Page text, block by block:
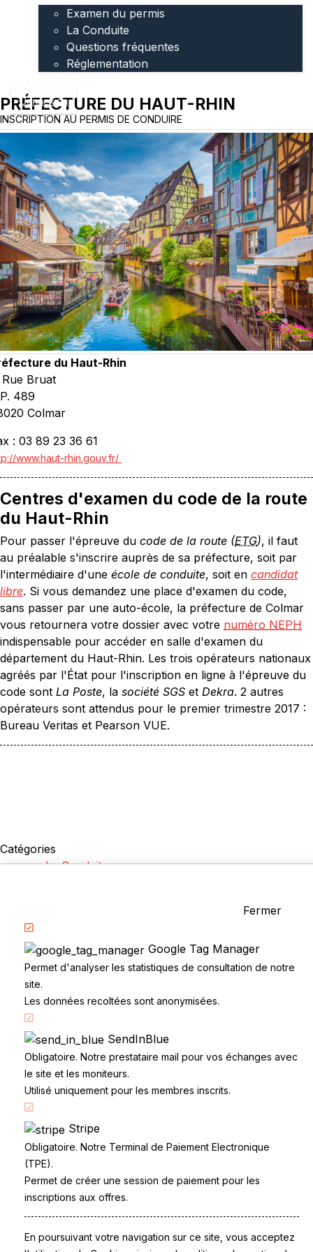
Examen du permis
La Conduite
Questions fréquentes
Réglementation
Connexion
PRÉFECTURE DU HAUT-RHIN
INSCRIPTION AU PERMIS DE CONDUIRE
du Haut-Rhin
Rue Bruat
489
Colmar
: 03 89 23 36 61
www.haut-rhin.gouv.fr/
Centres d'examen du code de la route
du Haut-Rhin
Pour passer l'épreuve du code de la route (ETG), il faut
au préalable s'inscrire auprès de sa préfecture, soit par
l'intermédiaire d'une école de conduite, soit en candidat
libre. Si vous demandez une place d'examen du code,
sans passer par une auto-école, la préfecture de Colmar
vous retournera votre dossier avec votre numéro NEPH
indispensable pour accéder en salle d'examen du
département du Haut-Rhin. Les trois opérateurs nationaux
agréés par l'État pour l'inscription en ligne à l'épreuve du
code sont La Poste, la société SGS et Dekra. 2 autres
opérateurs sont attendus pour le premier trimestre 2017 :
Bureau Veritas et Pearson VUE.
Catégories
La Conduite
Accueil
Code de la route
Partenaires
CandidatLibre.net
Conditions générales
Contact
Le Permis
Examen du permis
La Conduite
Questions fréquentes
Fermer
Google Tag Manager
Permet d'analyser les statistiques de consultation de notre
site.
Les données recoltées sont anonymisées.
SendInBlue
Obligatoire. Notre prestataire mail pour vos échanges avec
le site et les moniteurs.
Utilisé uniquement pour les membres inscrits.
Stripe
Obligatoire. Notre Terminal de Paiement Electronique
(TPE).
Permet de créer une session de paiement pour les
inscriptions aux offres.
En poursuivant votre navigation sur ce site, vous acceptez